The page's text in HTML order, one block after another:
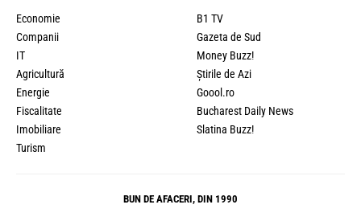
Economie
Companii
IT
Agricultură
Energie
Fiscalitate
Imobiliare
Turism
B1 TV
Gazeta de Sud
Money Buzz!
Știrile de Azi
Goool.ro
Bucharest Daily News
Slatina Buzz!
BUN DE AFACERI, DIN 1990